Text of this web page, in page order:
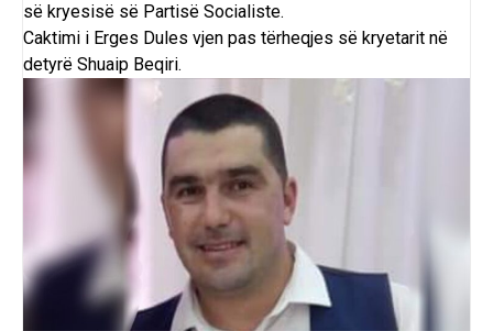
së kryesisë së Partisë Socialiste.
Caktimi i Erges Dules vjen pas tërheqjes së kryetarit në
detyrë Shuaip Beqiri.